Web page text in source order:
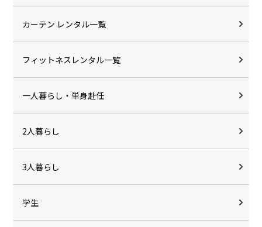
カーテン レンタル一覧
フィットネスレンタル一覧
一人暮らし・単身赴任
2人暮らし
3人暮らし
学生